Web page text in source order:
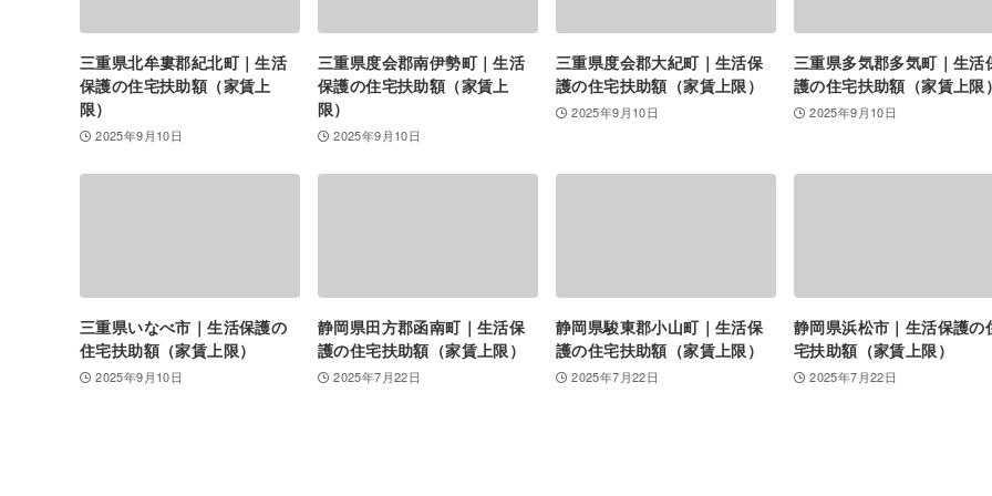
三重県北牟婁郡紀北町｜生活
保護の住宅扶助額（家賃上
限）
2025年9月10日
三重県度会郡南伊勢町｜生活
保護の住宅扶助額（家賃上
限）
2025年9月10日
三重県度会郡大紀町｜生活保
護の住宅扶助額（家賃上限）
2025年9月10日
三重県多気郡多気町｜生活
護の住宅扶助額（家賃上限）
2025年9月10日
三重県いなべ市｜生活保護の
住宅扶助額（家賃上限）
2025年9月10日
静岡県田方郡函南町｜生活保
護の住宅扶助額（家賃上限）
2025年7月22日
静岡県駿東郡小山町｜生活保
護の住宅扶助額（家賃上限）
2025年7月22日
静岡県浜松市｜生活保護の
宅扶助額（家賃上限）
2025年7月22日